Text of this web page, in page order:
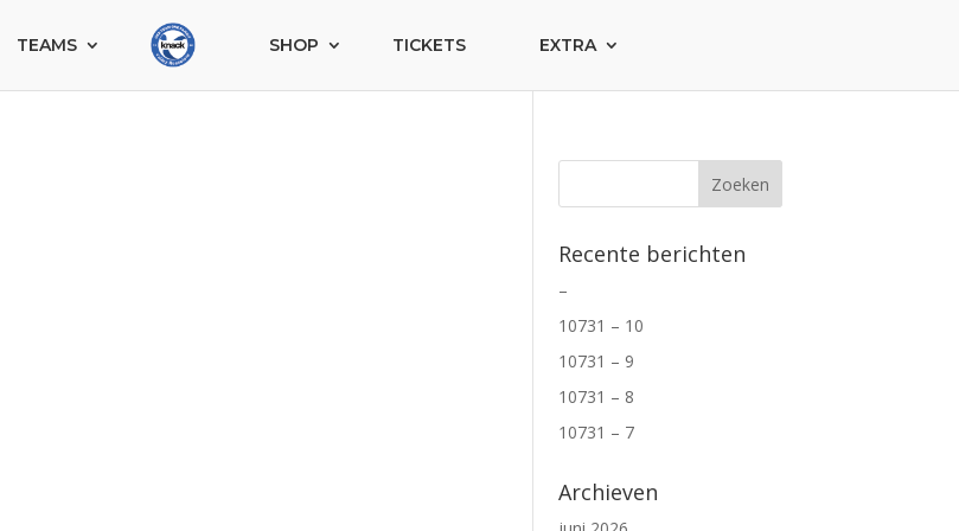
TEAMS SHOP TICKETS EXTRA
Recente berichten
–
10731 – 10
10731 – 9
10731 – 8
10731 – 7
Archieven